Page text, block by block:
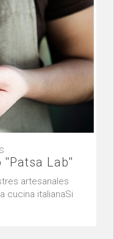
Lab''
artesanales
cucina italianaSi